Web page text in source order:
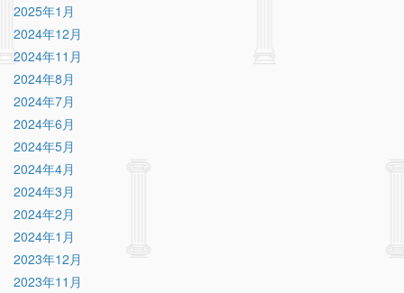
2025年1月
2024年12月
2024年11月
2024年8月
2024年7月
2024年6月
2024年5月
2024年4月
2024年3月
2024年2月
2024年1月
2023年12月
2023年11月